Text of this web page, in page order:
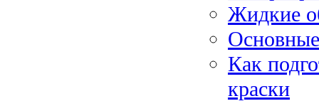
Жидкие
Как
краски